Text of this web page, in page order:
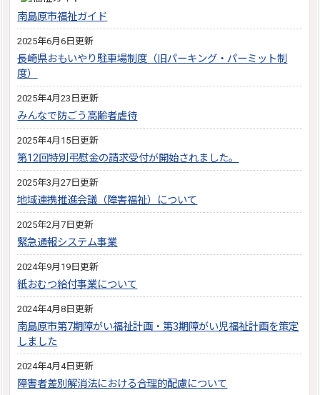
南島原市福祉ガイド
2025年6月6日更新
長崎県おもいやり駐車場制度（旧パーキング・パーミット制
度）
2025年4月23日更新
みんなで防ごう高齢者虐待
2025年4月15日更新
第12回特別弔慰金の請求受付が開始されました。
2025年3月27日更新
地域連携推進会議（障害福祉）について
2025年2月7日更新
緊急通報システム事業
2024年9月19日更新
紙おむつ給付事業について
2024年4月8日更新
南島原市第7期障がい福祉計画・第3期障がい児福祉計画を策定
しました
2024年4月4日更新
障害者差別解消法における合理的配慮について